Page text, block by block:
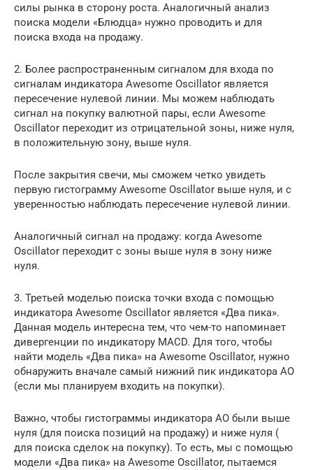
силы рынка в сторону роста. Аналогичный анализ
поиска модели «Блюдца» нужно проводить и для
поиска входа на продажу.
2. Более распространенным сигналом для входа по
сигналам индикатора Awesome Oscillator является
пересечение нулевой линии. Мы можем наблюдать
сигнал на покупку валютной пары, если Awesome
Oscillator переходит из отрицательной зоны, ниже нуля,
в положительную зону, выше нуля.
После закрытия свечи, мы сможем четко увидеть
первую гистограмму Awesome Oscillator выше нуля, и с
уверенностью наблюдать пересечение нулевой линии.
Аналогичный сигнал на продажу: когда Awesome
Oscillator переходит с зоны выше нуля в зону ниже
нуля.
3. Третьей моделью поиска точки входа с помощью
индикатора Awesome Oscillator является «Два пика».
Данная модель интересна тем, что чем-то напоминает
дивергенции по индикатору MACD. Для того, чтобы
найти модель «Два пика» на Awesome Oscillator, нужно
обнаружить вначале самый нижний пик индикатора АО
(если мы планируем входить на покупки).
Важно, чтобы гистограммы индикатора АО были выше
нуля (для поиска позиций на продажу) и ниже нуля (
для поиска сделок на покупку). То есть, мы с помощью
модели «Два пика» на Awesome Oscillator, пытаемся